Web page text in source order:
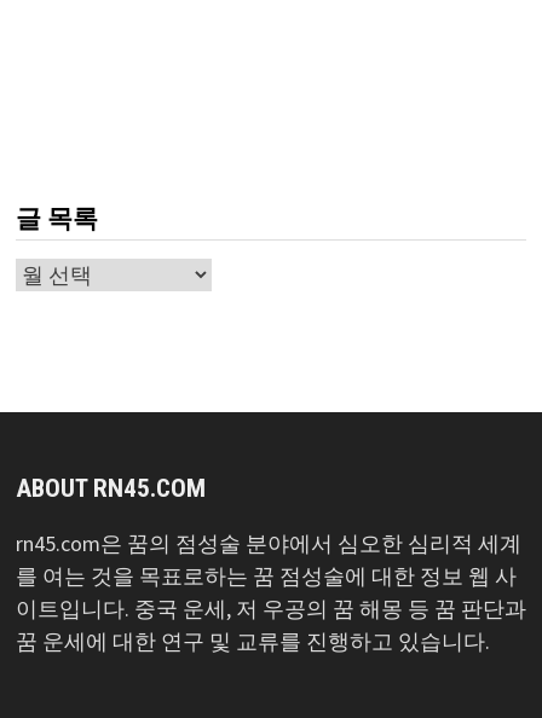
글 목록
글
ABOUT RN45.COM
rn45.com은 꿈의 점성술 분야에서 심오한 심리적 세계
를 여는 것을 목표로하는 꿈 점성술에 대한 정보 웹 사
이트입니다. 중국 운세, 저 우공의 꿈 해몽 등 꿈 판단과
꿈 운세에 대한 연구 및 교류를 진행하고 있습니다.